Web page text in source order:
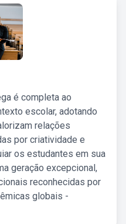
é completa ao
escolar, adotando
relações
por criatividade e
os estudantes em sua
geração excepcional,
reconhecidas por
globais -